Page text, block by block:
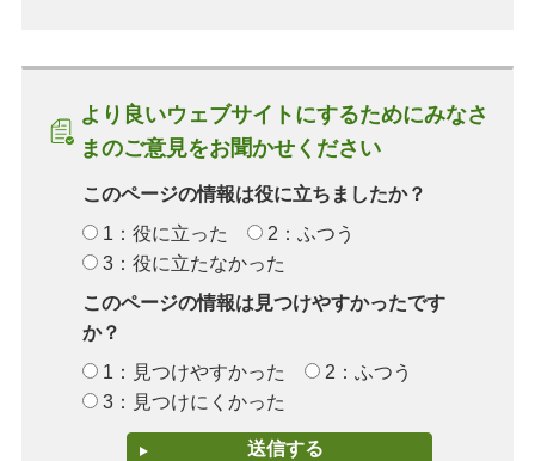
より良いウェブサイトにするためにみなさ
まのご意見をお聞かせください
このページの情報は役に立ちましたか？
1：役に立った
2：ふつう
3：役に立たなかった
このページの情報は見つけやすかったです
か？
1：見つけやすかった
2：ふつう
3：見つけにくかった